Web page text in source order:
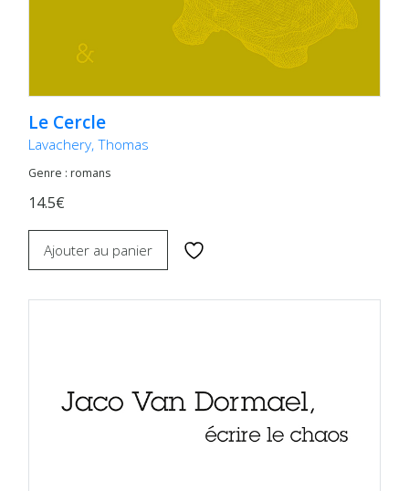
Le Cercle
Lavachery, Thomas
Genre : romans
14.5€
Ajouter au panier